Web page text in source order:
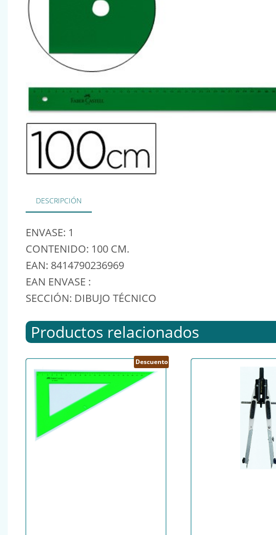
DESCRIPCIÓN
ENVASE: 1
CONTENIDO: 100 CM.
EAN: 8414790236969
EAN ENVASE :
SECCIÓN: DIBUJO TÉCNICO
Productos relacionados
Descuento